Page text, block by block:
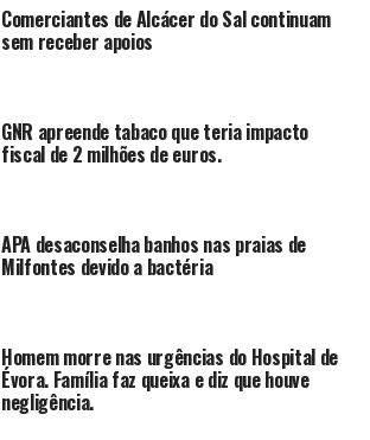
Comerciantes de Alcácer do Sal continuam
sem receber apoios
GNR apreende tabaco que teria impacto
fiscal de 2 milhões de euros.
APA desaconselha banhos nas praias de
Milfontes devido a bactéria
Homem morre nas urgências do Hospital de
Évora. Família faz queixa e diz que houve
negligência.